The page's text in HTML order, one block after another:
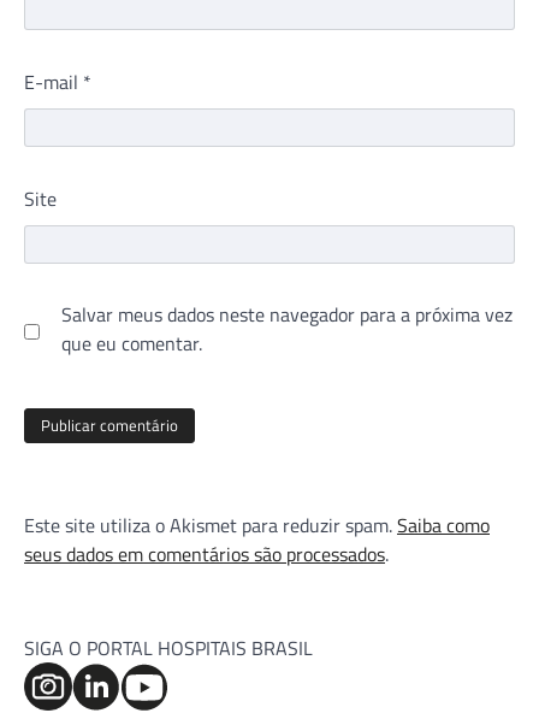
E-mail *
Site
Salvar meus dados neste navegador para a próxima vez
que eu comentar.
Este site utiliza o Akismet para reduzir spam.Saiba como
seus dados em comentários são processados.
SIGA O PORTAL HOSPITAIS BRASIL